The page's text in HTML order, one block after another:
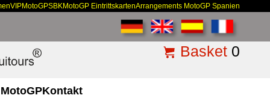
VIPMotoGPSBKMotoGP EintrittskartenArrangements MotoGP Spanien
Basket 0
Kontakt